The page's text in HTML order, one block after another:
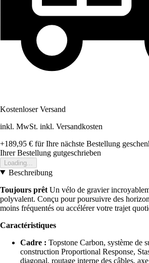
Kostenloser Versand
inkl. MwSt. inkl. Versandkosten
+189,95 € für Ihre nächste Bestellung
Ihrer Bestellung gutgeschrieben
Loading...
Beschreibung
Toujours prêt Un vélo de gravier
polyvalent. Conçu pour poursuivre des
moins fréquentés ou accélérer votre trajet
Caractéristiques
Cadre : Topstone Carbon, système de
construction Proportional Response,
diagonal, routage interne des câbles,